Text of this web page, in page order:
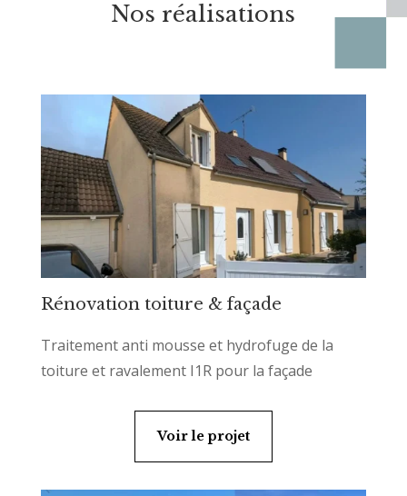
Nos réalisations
Rénovation toiture & façade
Traitement anti mousse et hydrofuge de la
toiture et ravalement I1R pour la façade
Voir le projet